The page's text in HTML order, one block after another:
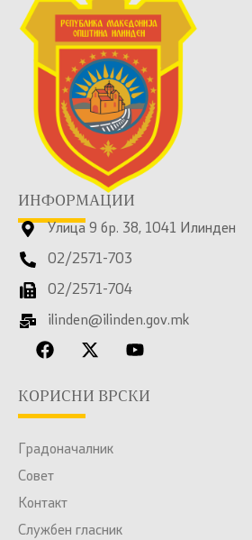
ИНФОРМАЦИИ
Улица 9 бр. 38, 1041 Илинден
02/2571-703
02/2571-704
ilinden@ilinden.gov.mk
КОРИСНИ ВРСКИ
Градоначалник
Совет
Контакт
Службен гласник